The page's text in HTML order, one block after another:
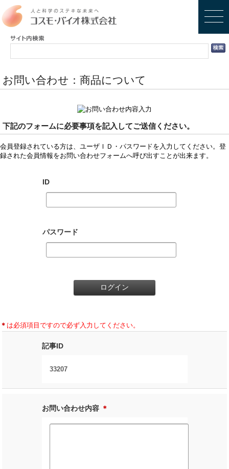
お問い合わせ：商品について
下記のフォームに必要事項を記入してご送信ください。
会員登録されている方は、ユーザＩＤ・パスワードを入力してください。登
録された会員情報をお問い合わせフォームへ呼び出すことが出来ます。
ID
パスワード
＊ は必須項目ですので必ず入力してください。
記事ID
33207
お問い合わせ内容 ＊